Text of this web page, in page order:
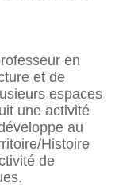
en
et de
espaces
une activité
au
Histoire
de